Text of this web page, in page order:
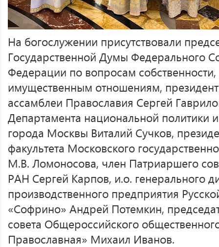
На богослужении присутствовали
Государственной Думы Федерального
Федерации по вопросам
имущественным отношениям,
ассамблеи Православия Сергей
Департамента национальной политики
города Москвы Виталий Сучков,
факультета Московского
М.В. Ломоносова, член Патриаршего
РАН Сергей Карпов, и.о. генерального
производственного предприятия
«Софрино» Андрей Потемкин,
совета Общероссийского
Православная» Михаил Иванов.